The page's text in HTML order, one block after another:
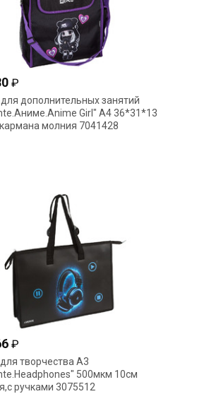
₽
дополнительных занятий
Girl" А4 36*31*13
молния 7041428
₽
творчества А3
500мкм 10см
ручками 3075512